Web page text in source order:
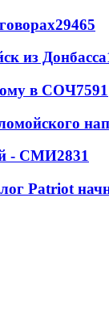
29465
из Донбасса
в СОЧ7591
- СМИ2831
Patriot